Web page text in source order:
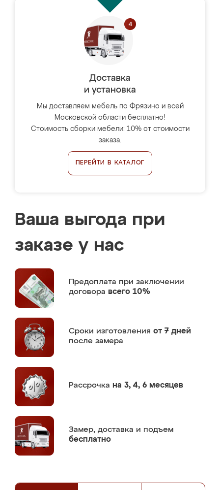
Доставка
и установка
Мы доставляем мебель по Фрязино и всей
Московской области бесплатно!
Стоимость сборки мебели: 10% от стоимости
заказа.
ПЕРЕЙТИ В КАТАЛОГ
Ваша выгода при
заказе у нас
Предоплата при заключении
договора всего 10%
Сроки изготовления от 7 дней
после замера
Рассрочка на 3, 4, 6 месяцев
Замер, доставка и подъем
бесплатно